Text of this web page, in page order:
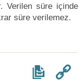
Verilen süre içinde
süre verilemez.